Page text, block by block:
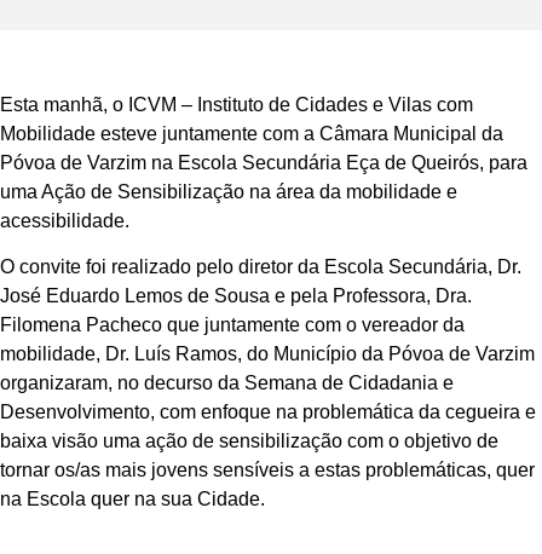
Esta manhã, o ICVM – Instituto de Cidades e Vilas com
Mobilidade esteve juntamente com a Câmara Municipal da
Póvoa de Varzim na Escola Secundária Eça de Queirós, para
uma Ação de Sensibilização na área da mobilidade e
acessibilidade.
O convite foi realizado pelo diretor da Escola Secundária, Dr.
José Eduardo Lemos de Sousa e pela Professora, Dra.
Filomena Pacheco que juntamente com o vereador da
mobilidade, Dr. Luís Ramos, do Município da Póvoa de Varzim
organizaram, no decurso da Semana de Cidadania e
Desenvolvimento, com enfoque na problemática da cegueira e
baixa visão uma ação de sensibilização com o objetivo de
tornar os/as mais jovens sensíveis a estas problemáticas, quer
na Escola quer na sua Cidade.